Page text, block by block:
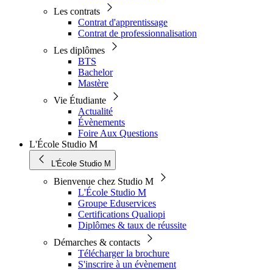
Les contrats
Contrat d'apprentissage
Contrat de professionnalisation
Les diplômes
BTS
Bachelor
Mastère
Vie Étudiante
Actualité
Évènements
Foire Aux Questions
L'École Studio M
L'École Studio M
Bienvenue chez Studio M
L'École Studio M
Groupe Eduservices
Certifications Qualiopi
Diplômes & taux de réussite
Démarches & contacts
Télécharger la brochure
S'inscrire à un évènement